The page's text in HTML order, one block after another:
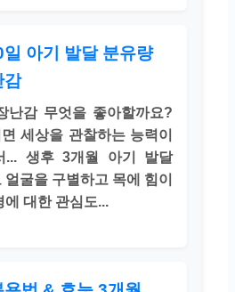
아기 발달 분유량
감
난감 무엇을 좋아할까요?
세상을 관찰하는 능력이
... 생후 3개월 아기 발달
굴을 구별하고 목에 힘이
대한 관심도...